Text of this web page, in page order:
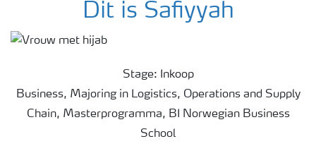
Dit is Safiyyah
Stage: Inkoop
Business, Majoring in Logistics, Operations and Supply
Chain, Masterprogramma, BI Norwegian Business
School